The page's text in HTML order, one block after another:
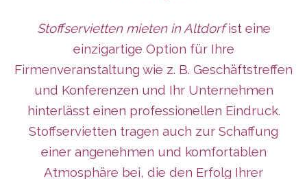
Stoffservietten mieten in Altdorfist eine
einzigartige Option für Ihre
Firmenveranstaltung wie z. B. Geschäftstreffen
und Konferenzen und Ihr Unternehmen
hinterlässt einen professionellen Eindruck.
Stoffservietten tragen auch zur Schaffung
einer angenehmen und komfortablen
Atmosphäre bei, die den Erfolg Ihrer